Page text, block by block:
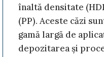
înaltă densitate
(PP). Aceste căzi
gamă largă de
depozitarea și